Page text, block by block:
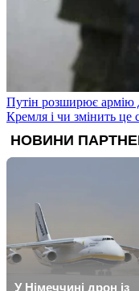
Путін розширює армію
Кремля і чи змінить це